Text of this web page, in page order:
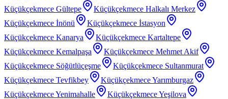
Küçükçekmece Gültepe
Küçükçekmece Halkalı Merkez
Küçükçekmece İnönü
Küçükçekmece İstasyon
Küçükçekmece Kanarya
Küçükçekmece Kartaltepe
Küçükçekmece Kemalpaşa
Küçükçekmece Mehmet Akif
Küçükçekmece Söğütlüçeşme
Küçükçekmece Sultanmurat
Küçükçekmece Tevfikbey
Küçükçekmece Yarımburgaz
Küçükçekmece Yenimahalle
Küçükçekmece Yeşilova